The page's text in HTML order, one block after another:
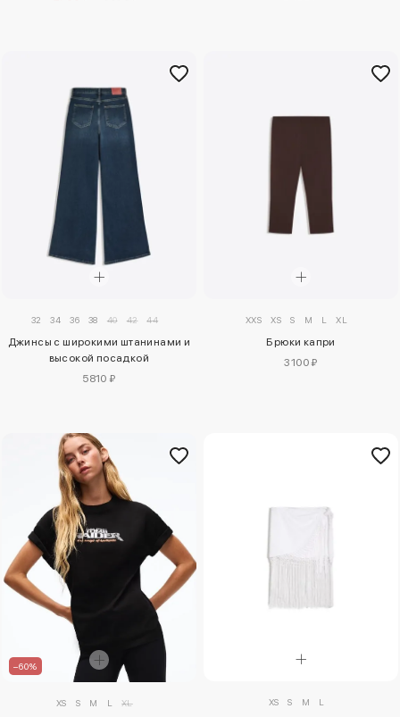
32 34 36 38 40 42 44
Джинсы с широкими штанинами и
высокой посадкой
5810 ₽
XXS XS S M L XL
Брюки капри
3100 ₽
–60%
XS S M L XL XS S M L